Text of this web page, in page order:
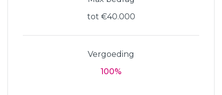
tot €40.000
Vergoeding
100%